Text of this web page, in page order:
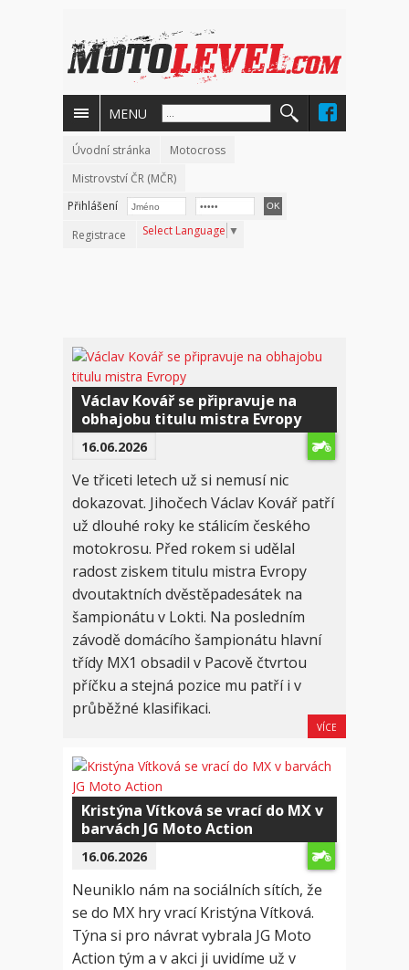
MENU
Úvodní stránka
Motocross
Mistrovství ČR (MČR)
Přihlášení
Registrace
Select Language ▼
Václav Kovář se připravuje na
obhajobu titulu mistra Evropy
16.06.2026
Ve třiceti letech už si nemusí nic
dokazovat. Jihočech Václav Kovář patří
už dlouhé roky ke stálicím českého
motokrosu. Před rokem si udělal
radost ziskem titulu mistra Evropy
dvoutaktních dvěstěpadesátek na
šampionátu v Lokti. Na posledním
závodě domácího šampionátu hlavní
třídy MX1 obsadil v Pacově čtvrtou
příčku a stejná pozice mu patří i v
průběžné klasifikaci.
VÍCE
Kristýna Vítková se vrací do MX v
barvách JG Moto Action
16.06.2026
Neuniklo nám na sociálních sítích, že
se do MX hry vrací Kristýna Vítková.
Týna si pro návrat vybrala JG Moto
Action tým a v akci ji uvidíme už v